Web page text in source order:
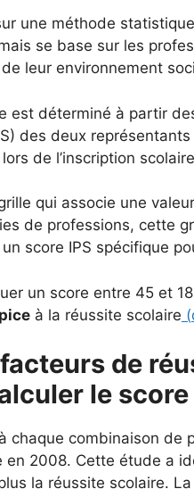
une méthode
se base sur les
leur environnement
est déterminé à partir
des deux représentants
de l’inscription
qui associe une
de professions, cette
score IPS spécifique
un score entre 45 et
à la réussite scolaire (
de
le score
chaque combinaison de
en 2008. Cette étude a
la réussite scolaire.